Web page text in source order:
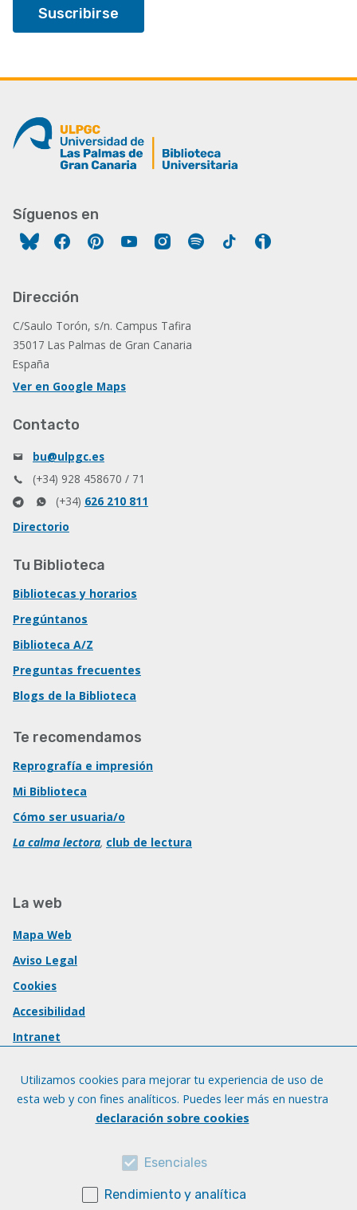
Síguenos en
FacebookPinterestYouTubeInstagram
Spotify Tiktok
Dirección
C/Saulo Torón, s/n. Campus Tafira
35017 Las Palmas de Gran Canaria
España
Ver en Google Maps
Contacto
bu@ulpgc.es
(+34) 928 458670 / 71
(+34) 626 210 811
Directorio
Tu Biblioteca
Bibliotecas y horarios
Pregúntanos
Biblioteca A/Z
Preguntas frecuentes
Blogs de la Biblioteca
Te recomendamos
Reprografía e impresión
Mi Biblioteca
Cómo ser usuaria/o
La calma lectora, club de lectura
La web
Mapa Web
Aviso Legal
Cookies
Accesibilidad
Intranet
Utilizamos cookies para mejorar tu experiencia de uso de
esta web y con fines analíticos. Puedes leer más en nuestra
declaración sobre cookies
Esenciales
Rendimiento y analítica